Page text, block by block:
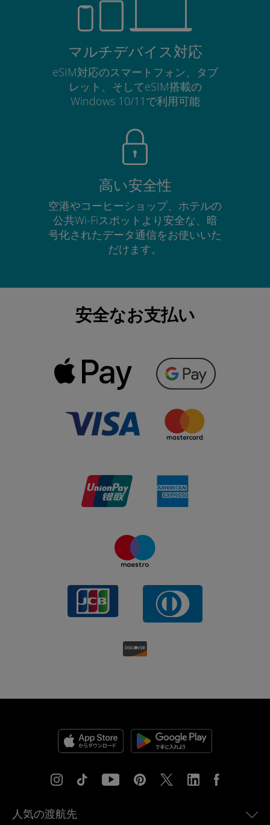
マルチデバイス対応
eSIM対応のスマートフォン、タブ
レット、そしてeSIM搭載の
Windows 10/11で利用可能
高い安全性
空港やコーヒーショップ、ホテルの
公共Wi-Fiスポットより安全な、暗
号化されたデータ通信をお使いいた
だけます。
安全なお支払い
人気の渡航先